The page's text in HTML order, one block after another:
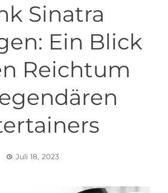
Sinatra
Ein Blick
Reichtum
Juli 18, 2023